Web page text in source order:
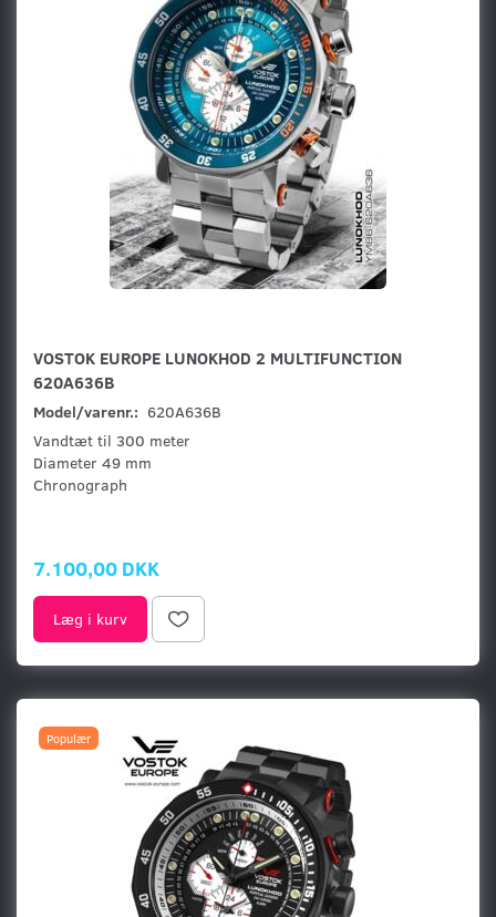
VOSTOK EUROPE LUNOKHOD 2 MULTIFUNCTION
620A636B
Model/varenr.: 620A636B
Vandtæt til 300 meter
Diameter 49 mm
Chronograph
7.100,00 DKK
Læg i kurv
Populær